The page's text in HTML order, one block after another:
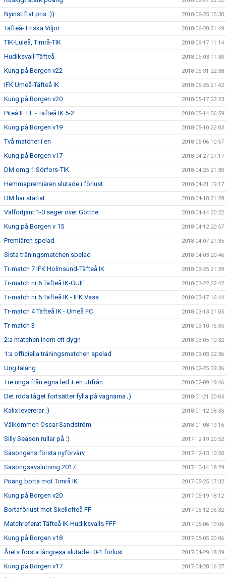
Nyinstiftat pris :)) 2018-06-25 15:30
Täfteå- Friska Viljor 2018-06-20 21:49
TIK-Luleå, Timrå-TIK 2018-06-17 11:14
Hudiksvall-Täfteå 2018-06-03 11:30
Kung på Borgen v22 2018-05-31 22:38
IFK Umeå-Täfteå IK 2018-05-25 21:42
Kung på Borgen v20 2018-05-17 22:23
Piteå IF FF - Täfteå IK 5-2 2018-05-14 06:59
Kung på Borgen v19 2018-05-10 22:03
Två matcher i en 2018-05-06 10:57
Kung på Borgen v17 2018-04-27 07:17
DM omg 1 Sörfors-TIK 2018-04-25 21:30
Hemmapremiären slutade i förlust 2018-04-21 19:17
DM har startat 2018-04-18 21:28
Välförtjänt 1-0 seger över Gottne 2018-04-14 20:22
Kung på Borgen v 15 2018-04-12 20:57
Premiären spelad 2018-04-07 21:35
Sista träningsmatchen spelad 2018-04-03 20:46
Tr-match 7 IFK Holmsund-Täfteå IK 2018-03-25 21:39
Tr-match nr 6 Täfteå IK-GUIF 2018-03-22 22:42
Tr-match nr 5 Täfteå IK - IFK Vasa 2018-03-17 16:44
Tr-match 4 Täfteå IK - Umeå FC 2018-03-13 21:05
Tr-match 3 2018-03-10 15:35
2:a matchen inom ett dygn 2018-03-05 10:32
1:a officiella träningsmatchen spelad 2018-03-03 22:36
Ung talang 2018-02-25 09:36
Tre unga från egna led + en utifrån 2018-02-09 19:46
Det röda tåget fortsätter fylla på vagnarna ;) 2018-01-21 20:04
Kalix levererar ;) 2018-01-12 08:35
Välkommen Oscar Sandström 2018-01-08 19:16
Silly Season rullar på :) 2017-12-19 20:52
Säsongens första nyförvärv 2017-12-13 10:50
Säsongsavslutning 2017 2017-10-14 18:29
Poäng borta mot Timrå IK 2017-05-25 17:32
Kung på Borgen v20 2017-05-19 18:12
Bortaförlust mot Skellefteå FF 2017-05-12 06:32
Matchreferat Täfteå IK-Hudiksvalls FFF 2017-05-06 19:06
Kung på Borgen v18 2017-05-05 20:06
Årets första långresa slutade i 0-1 förlust 2017-04-29 18:39
Kung på Borgen v17 2017-04-28 16:27